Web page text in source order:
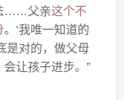
……父亲这个不
。‘我唯一知道的
是对的，做父母
让孩子进步。”